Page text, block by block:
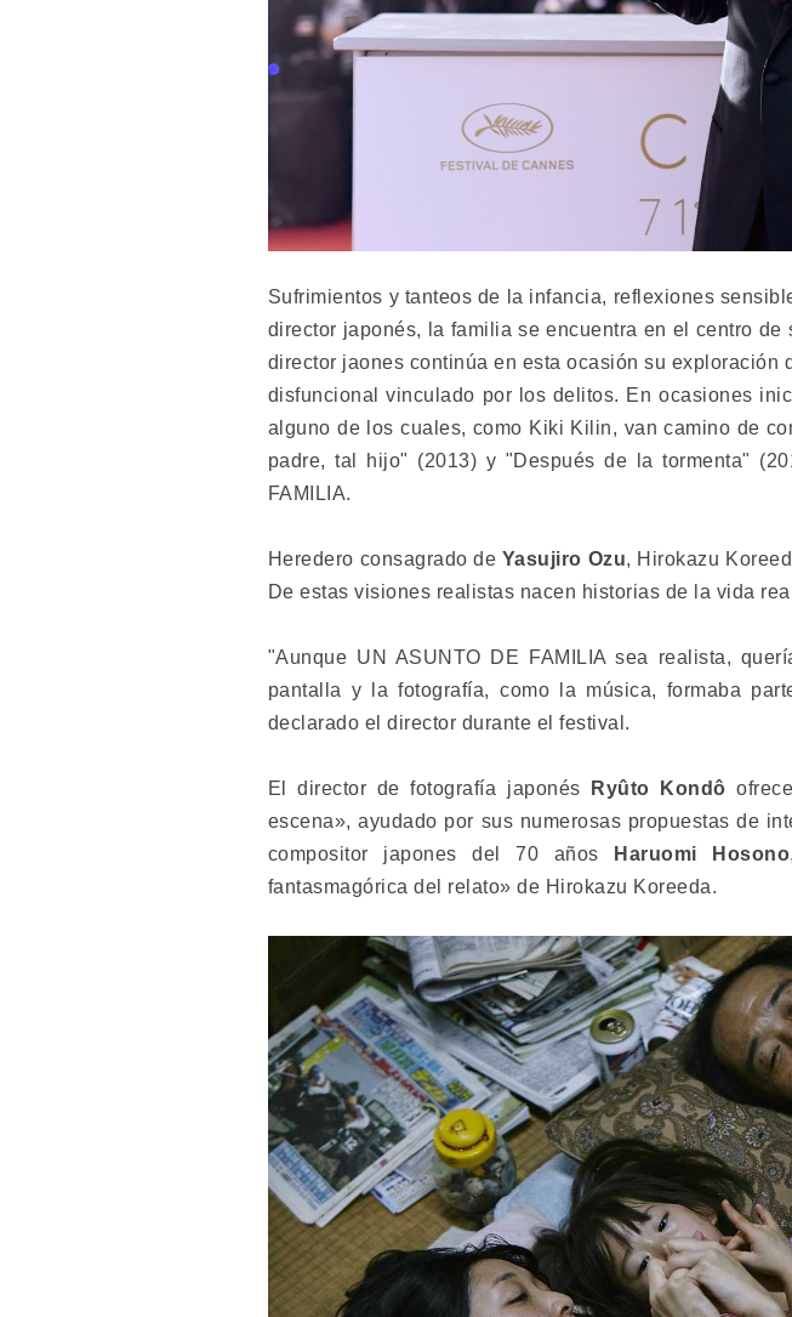
Sufrimientos y tanteos de la infancia, reflexiones
director japonés, la familia se encuentra en el centro
director jaones continúa en esta ocasión su
disfuncional vinculado por los delitos. En ocasiones
alguno de los cuales, como Kiki Kilin, van camino de
padre, tal hijo" (2013) y "Después de la tormenta"
FAMILIA.
Heredero consagrado de Yasujiro Ozu, Hirokazu
De estas visiones realistas nacen historias de la vida
"Aunque UN ASUNTO DE FAMILIA sea realista,
pantalla y la fotografía, como la música, formaba
declarado el director durante el festival.
El director de fotografía japonés Ryûto Kondô
escena», ayudado por sus numerosas propuestas de
compositor japones del 70 años
Haruomi Hosono
fantasmagórica del relato» de Hirokazu Koreeda.